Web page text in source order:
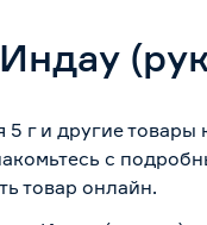
г и другие
с
товар онлайн.